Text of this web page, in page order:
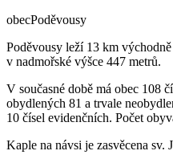
obecPoděvousy
Poděvousy leží 13 km
v nadmořské výšce 447 metrů.
V současné době má obec 108
obydlených 81 a trvale
10 čísel evidenčních. Počet
Kaple na návsi je zasvěcena sv.